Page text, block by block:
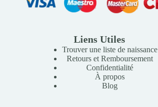
Liens Utiles
Trouver une liste de naissance
Retours et Remboursement
Confidentialité
À propos
Blog